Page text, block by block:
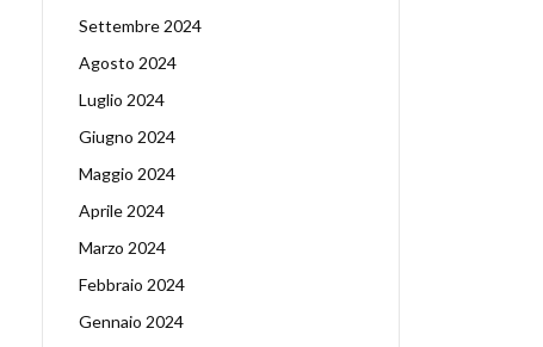
Settembre 2024
Agosto 2024
Luglio 2024
Giugno 2024
Maggio 2024
Aprile 2024
Marzo 2024
Febbraio 2024
Gennaio 2024